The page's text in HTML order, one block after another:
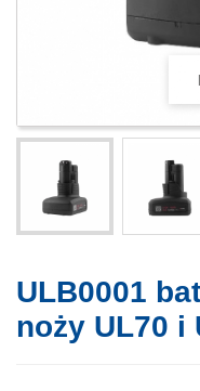
ULB0001
noży UL70 i